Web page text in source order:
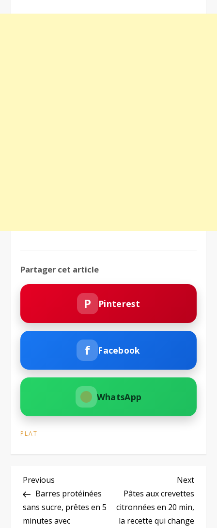
Partager cet article
P Pinterest
f Facebook
WhatsApp
PLAT
N
a
Previous
Post
Previous
Barres protéinées
sans sucre, prêtes en 5
minutes avec
Next
Post
Next
Pâtes aux crevettes
citronnées en 20 min,
la recette qui change